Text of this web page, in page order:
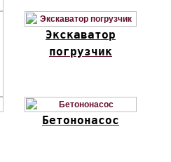
Экскаватор
погрузчик
Бетононасос